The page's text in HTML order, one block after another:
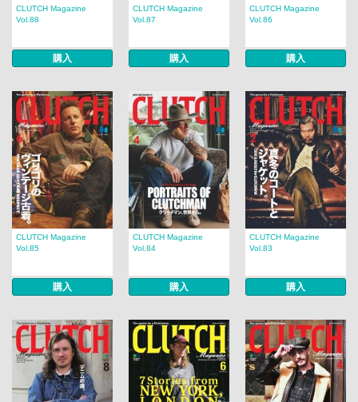
CLUTCH Magazine
Vol.88
購入
CLUTCH Magazine
Vol.87
購入
CLUTCH Magazine
Vol.86
購入
CLUTCH Magazine
Vol.85
購入
CLUTCH Magazine
Vol.84
購入
CLUTCH Magazine
Vol.83
購入